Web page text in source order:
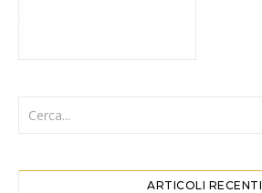
ARTICOLI RECENTI